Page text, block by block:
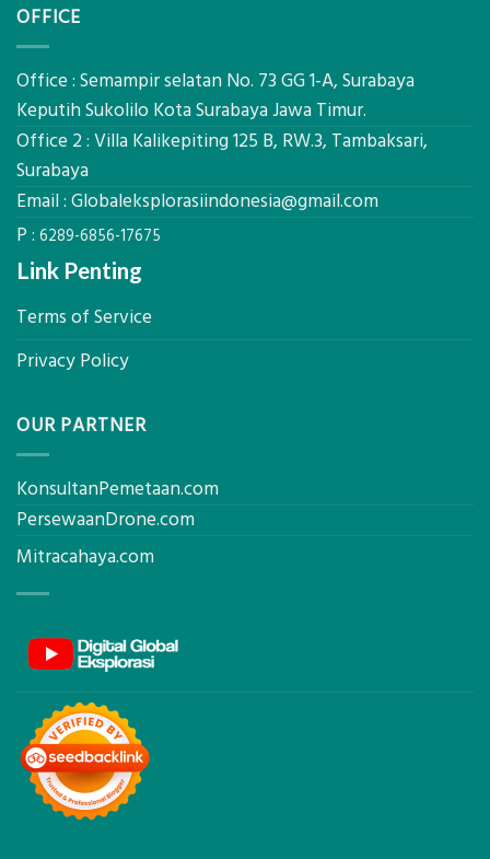
Biaya
Per
untuk
Sejuk
Tanpa
Global
Solusi
Pemetaan
OFFICE
Office : Semampir selatan No. 73 GG 1-A, Surabaya
Keputih Sukolilo Kota Surabaya Jawa Timur.
Office 2 : Villa Kalikepiting 125 B, RW.3, Tambaksari,
Surabaya
Email : Globaleksplorasiindonesia@gmail.com
P : 6289-6856-17675
Link Penting
Terms of Service
Privacy Policy
OUR PARTNER
KonsultanPemetaan.com
PersewaanDrone.com
Mitracahaya.com